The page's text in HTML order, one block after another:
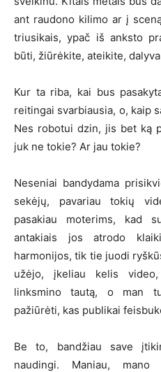
ant raudono kilimo ar į
triusikais, ypač iš anksto
būti, žiūrėkite, ateikite,
Kur ta riba, kai bus
reitingai svarbiausia, o, kaip
Nes robotui dzin, jis bet ką
juk ne tokie? Ar jau tokie?
Neseniai bandydama
sekėjų, pavariau tokių
pasakiau moterims, kad
antakiais jos atrodo
harmonijos, tik tie juodi
užėjo, įkeliau kelis
linksmino tautą, o man
pažiūrėti, kas publikai
Be to, bandžiau save
naudingi. Maniau,